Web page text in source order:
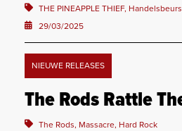
THE PINEAPPLE THIEF,
29/03/2025
NIEUWE RELEASES
The Rods Rattle
The Rods, Massacre, Hard Rock